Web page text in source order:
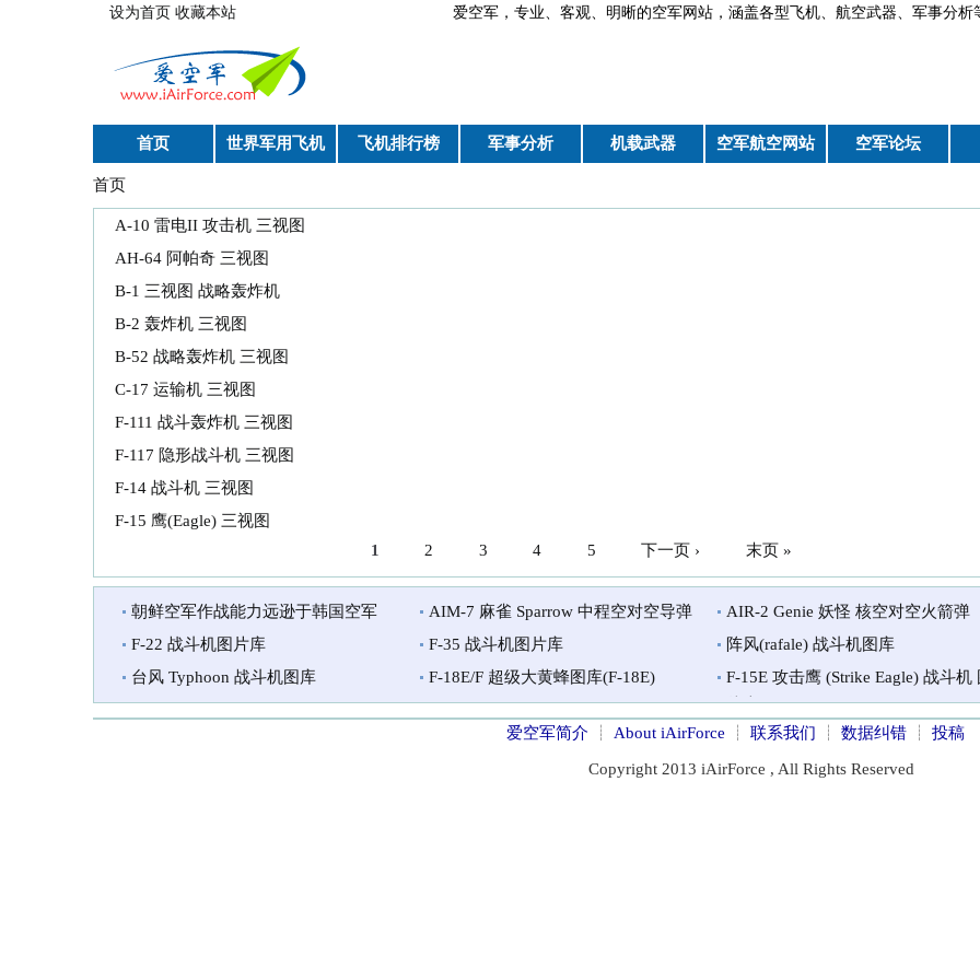
跳转到主要内容设为首页 收藏本站 爱空军，专业、客观、明晰的空军网站，涵盖各型飞机、航空武器、
首页 世界军用飞机 飞机排行榜 军事分析 机载武器 空军航空网站 空军论坛
你在这里
首页
A-10 雷电II 攻击机 三视图
AH-64 阿帕奇 三视图
B-1 三视图 战略轰炸机
B-2 轰炸机 三视图
B-52 战略轰炸机 三视图
C-17 运输机 三视图
F-111 战斗轰炸机 三视图
F-117 隐形战斗机 三视图
F-14 战斗机 三视图
F-15 鹰(Eagle) 三视图
页面
1 2 3 4 5 下一页 › 末页 »
朝鲜空军作战能力远逊于韩国空军 AIM-7 麻雀 Sparrow 中程空对空导弹
AIR-2 Genie 妖怪 核空对空火箭弹
F-22 战斗机图片库
F-35 战斗机图片库
阵风(rafale) 战斗机图库
台风 Typhoon 战斗机图库
F-18E/F 超级大黄蜂图库(F-18E)
F-15E 攻击鹰 (Strike Eagle) 战斗机
片库
爱空军简介 ┊ About iAirForce ┊ 联系我们 ┊ 数据纠错┊ 投稿
Copyright 2013 iAirForce , All Rights Reserved